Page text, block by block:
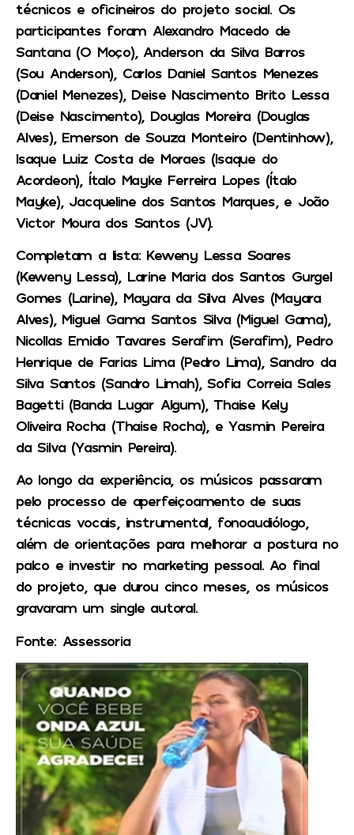
técnicos e oficineiros do projeto social. Os
participantes foram Alexandro Macedo de
Santana (O Moço), Anderson da Silva Barros
(Sou Anderson), Carlos Daniel Santos Menezes
(Daniel Menezes), Deise Nascimento Brito Lessa
(Deise Nascimento), Douglas Moreira (Douglas
Alves), Emerson de Souza Monteiro (Dentinhow),
Isaque Luiz Costa de Moraes (Isaque do
Acordeon), Ítalo Mayke Ferreira Lopes (Ítalo
Mayke), Jacqueline dos Santos Marques, e João
Victor Moura dos Santos (JV).
Completam a lista: Keweny Lessa Soares
(Keweny Lessa), Larine Maria dos Santos Gurgel
Gomes (Larine), Mayara da Silva Alves (Mayara
Alves), Miguel Gama Santos Silva (Miguel Gama),
Nicollas Emidio Tavares Serafim (Serafim), Pedro
Henrique de Farias Lima (Pedro Lima), Sandro da
Silva Santos (Sandro Limah), Sofia Correia Sales
Bagetti (Banda Lugar Algum), Thaise Kely
Oliveira Rocha (Thaise Rocha), e Yasmin Pereira
da Silva (Yasmin Pereira).
Ao longo da experiência, os músicos passaram
pelo processo de aperfeiçoamento de suas
técnicas vocais, instrumental, fonoaudiólogo,
além de orientações para melhorar a postura no
palco e investir no marketing pessoal. Ao final
do projeto, que durou cinco meses, os músicos
gravaram um single autoral.
Fonte: Assessoria